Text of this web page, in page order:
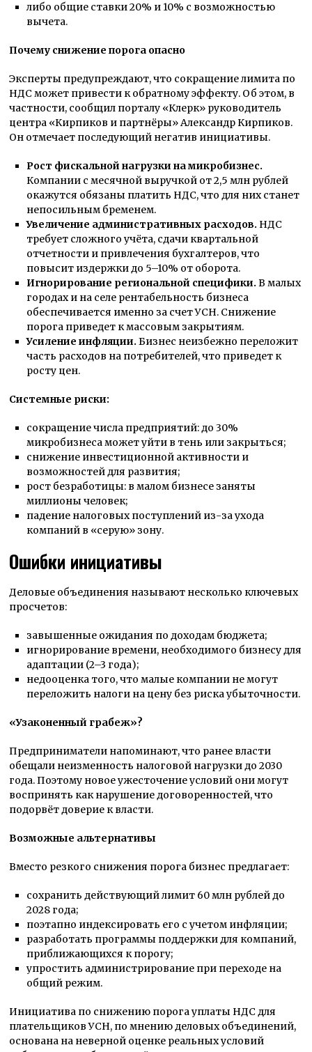
либо общие ставки 20% и 10% с возможностью
вычета.
Почему снижение порога опасно
Эксперты предупреждают, что сокращение лимита по
НДС может привести к обратному эффекту. Об этом, в
частности, сообщил порталу «Клерк» руководитель
центра «Кирпиков и партнёры» Александр Кирпиков.
Он отмечает последующий негатив инициативы.
Рост фискальной нагрузки на микробизнес.
Компании с месячной выручкой от 2,5 млн рублей
окажутся обязаны платить НДС, что для них станет
непосильным бременем.
Увеличение административных расходов. НДС
требует сложного учёта, сдачи квартальной
отчетности и привлечения бухгалтеров, что
повысит издержки до 5–10% от оборота.
Игнорирование региональной специфики. В малых
городах и на селе рентабельность бизнеса
обеспечивается именно за счет УСН. Снижение
порога приведет к массовым закрытиям.
Усиление инфляции. Бизнес неизбежно переложит
часть расходов на потребителей, что приведет к
росту цен.
Системные риски:
сокращение числа предприятий: до 30%
микробизнеса может уйти в тень или закрыться;
снижение инвестиционной активности и
возможностей для развития;
рост безработицы: в малом бизнесе заняты
миллионы человек;
падение налоговых поступлений из-за ухода
компаний в «серую» зону.
Ошибки инициативы
Деловые объединения называют несколько ключевых
просчетов:
завышенные ожидания по доходам бюджета;
игнорирование времени, необходимого бизнесу для
адаптации (2–3 года);
недооценка того, что малые компании не могут
переложить налоги на цену без риска убыточности.
«Узаконенный грабеж»?
Предприниматели напоминают, что ранее власти
обещали неизменность налоговой нагрузки до 2030
года. Поэтому новое ужесточение условий они могут
воспринять как нарушение договоренностей, что
подорвёт доверие к власти.
Возможные альтернативы
Вместо резкого снижения порога бизнес предлагает:
сохранить действующий лимит 60 млн рублей до
2028 года;
поэтапно индексировать его с учетом инфляции;
разработать программы поддержки для компаний,
приближающихся к порогу;
упростить администрирование при переходе на
общий режим.
Инициатива по снижению порога уплаты НДС для
плательщиков УСН, по мнению деловых объединений,
основана на неверной оценке реальных условий